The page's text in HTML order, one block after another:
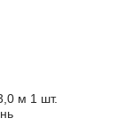
м 1 шт.